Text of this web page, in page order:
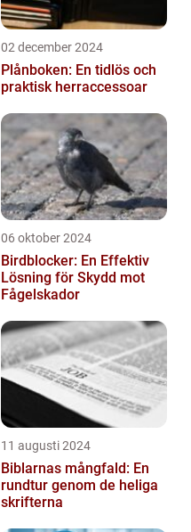
02 december 2024
Plånboken: En tidlös och
praktisk herraccessoar
06 oktober 2024
Birdblocker: En Effektiv
Lösning för Skydd mot
Fågelskador
11 augusti 2024
Biblarnas mångfald: En
rundtur genom de heliga
skrifterna